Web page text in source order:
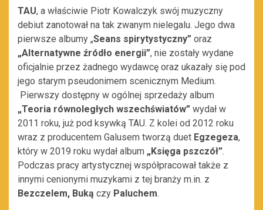
TAU, a właściwie Piotr Kowalczyk swój muzyczny
debiut zanotował na tak zwanym nielegalu. Jego dwa
pierwsze albumy „Seans spirytystyczny” oraz
„Alternatywne źródło energii”, nie zostały wydane
oficjalnie przez żadnego wydawcę oraz ukazały się pod
jego starym pseudonimem scenicznym Medium.
Pierwszy dostępny w ogólnej sprzedaży album
„Teoria równoległych wszechświatów” wydał w
2011 roku, już pod ksywką TAU. Z kolei od 2012 roku
wraz z producentem Galusem tworzą duet Egzegeza,
który w 2019 roku wydał album „Księga pszczół”.
Podczas pracy artystycznej współpracował także z
innymi cenionymi muzykami z tej branży m.in. z
Bezczelem, Buką czy Paluchem.